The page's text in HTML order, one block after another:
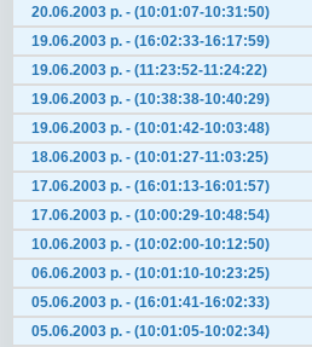
20.06.2003 р. - (10:01:07-10:31:50)
19.06.2003 р. - (16:02:33-16:17:59)
19.06.2003 р. - (11:23:52-11:24:22)
19.06.2003 р. - (10:38:38-10:40:29)
19.06.2003 р. - (10:01:42-10:03:48)
18.06.2003 р. - (10:01:27-11:03:25)
17.06.2003 р. - (16:01:13-16:01:57)
17.06.2003 р. - (10:00:29-10:48:54)
10.06.2003 р. - (10:02:00-10:12:50)
06.06.2003 р. - (10:01:10-10:23:25)
05.06.2003 р. - (16:01:41-16:02:33)
05.06.2003 р. - (10:01:05-10:02:34)